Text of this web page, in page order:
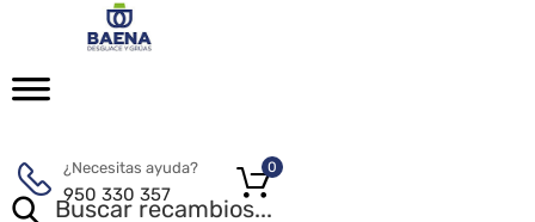
¿Necesitas ayuda?
950 330 357
0